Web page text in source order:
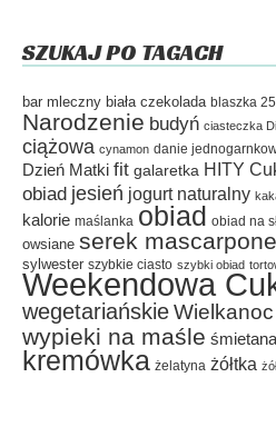
SZUKAJ PO TAGACH
bar mleczny biała czekolada blaszka
Narodzenie budyń ciasteczka
ciążowa cynamon danie
Dzień Matki fit galaretka HITY
obiad jesień jogurt naturalny
kalorie maślanka obiad obiad na
owsiane serek mascarpone
sylwester szybkie ciasto szybki obiad
Weekendowa
wegetariańskieWielkanoc
wypieki na maśle
kremówka żelatyna żółtka